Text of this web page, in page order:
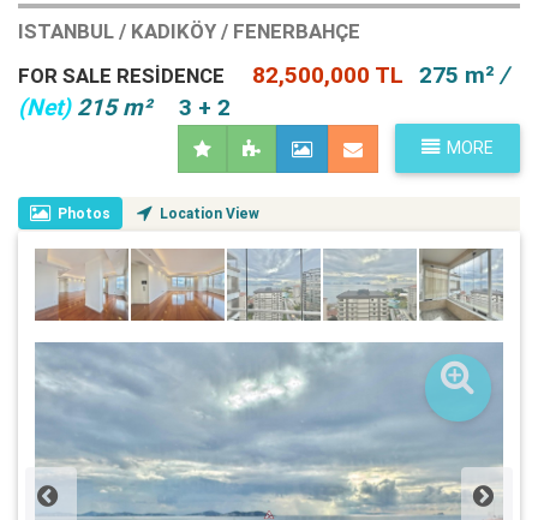
ISTANBUL / KADIKÖY / FENERBAHÇE
FOR SALE RESIDENCE
82,500,000 TL 275 m² /
(Net)215 m² 3 + 2
MORE
Photos Location View